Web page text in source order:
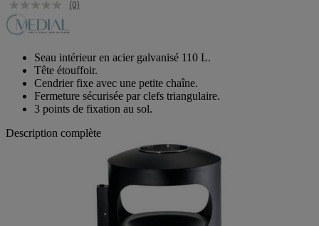
Seau intérieur en acier galvanisé 110 L.
Tête étouffoir.
Cendrier fixe avec une petite chaîne.
Fermeture sécurisée par clefs triangulaire.